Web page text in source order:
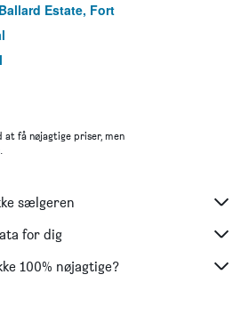
Estate, Fort
International Airport
få nøjagtige priser, men
.
sælgeren
for dig
100% nøjagtige?